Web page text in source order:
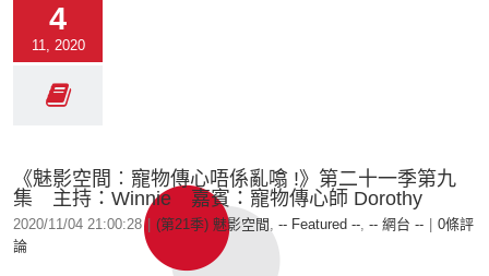
4
11, 2020
《魅影空間︰寵物傳心唔係亂噏 !》第二十一季第九
集 主持：Winnie 嘉賓：寵物傳心師 Dorothy
2020/11/04 21:00:28 (第21季) 魅影空間 , -- Featured --, -- 網台 --
0條評
論